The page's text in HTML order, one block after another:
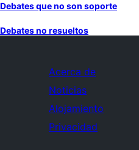
Debates que no son soporte
Debates no resueltos
Acerca de
Noticias
Alojamiento
Privacidad